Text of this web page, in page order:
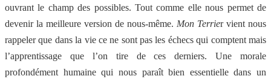
ouvrant le champ des possibles. Tout comme elle nous permet de
devenir la meilleure version de nous-même. Mon Terrier vient nous
rappeler que dans la vie ce ne sont pas les échecs qui comptent mais
l’apprentissage que l’on tire de ces derniers. Une morale
profondément humaine qui nous paraît bien essentielle dans un